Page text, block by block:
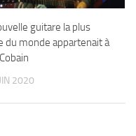
guitare la plus
du monde appartenait à
2020